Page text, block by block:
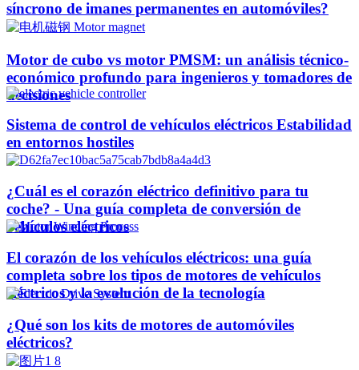
síncrono de imanes permanentes en automóviles?
Motor de cubo vs motor PMSM: un análisis técnico-
económico profundo para ingenieros y tomadores de
decisiones
Sistema de control de vehículos eléctricos Estabilidad
en entornos hostiles
¿Cuál es el corazón eléctrico definitivo para tu
coche? - Una guía completa de conversión de
vehículos eléctricos
El corazón de los vehículos eléctricos: una guía
completa sobre los tipos de motores de vehículos
eléctricos y la evolución de la tecnología
¿Qué son los kits de motores de automóviles
eléctricos?